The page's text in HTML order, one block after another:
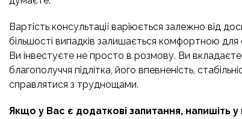
Вартість консультації варіюється залежно від
більшості випадків залишається комфортною
Ви інвестуєте не просто в розмову. Ви
благополуччя підлітка, його впевненість,
справлятися з труднощами.
Якщо у Вас є додаткові запитання, напишіть у